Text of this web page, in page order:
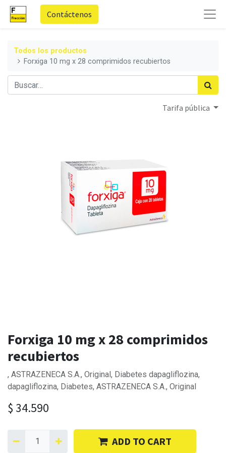
Contáctenos
Todos los productos
Forxiga 10 mg x 28 comprimidos recubiertos
Tarifa pública
Forxiga 10 mg x 28 comprimidos
recubiertos
, ASTRAZENECA S.A., Original, Diabetes dapagliflozina,
dapagliflozina, Diabetes, ASTRAZENECA S.A., Original
$ 34.590
ADD TO CART